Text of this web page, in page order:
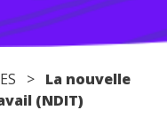
> La nouvelle
(NDIT)